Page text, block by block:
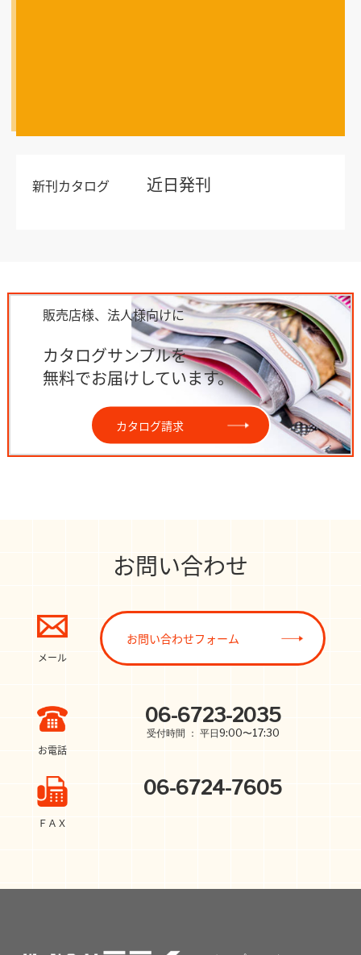
新刊カタログ 近日発刊
販売店様、法人様向けに
カタログサンプルを
無料でお届けしています。
カタログ請求
お問い合わせ
お電話
06-6723-2035
受付時間 ： 平日9:00〜17:30
メール
お問い合わせフォーム
ＦＡＸ
06-6724-7605